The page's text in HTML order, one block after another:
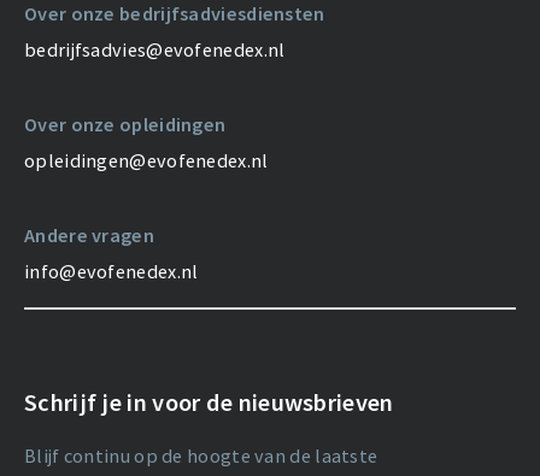
Over onze bedrijfsadviesdiensten
bedrijfsadvies@evofenedex.nl
Over onze opleidingen
opleidingen@evofenedex.nl
Andere vragen
info@evofenedex.nl
Schrijf je in voor de nieuwsbrieven
Blijf continu op de hoogte van de laatste